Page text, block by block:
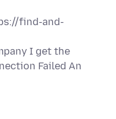
find-and-
I get the
Failed An